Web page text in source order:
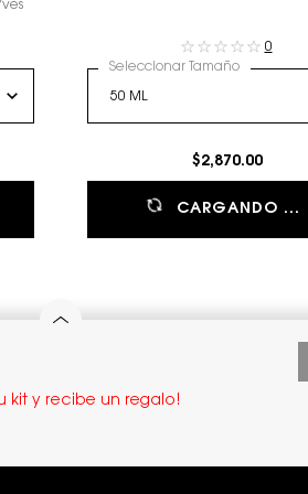
0
Seleccionar Tamaño
$2,870.00
CARGANDO ...
kit y recibe un regalo!